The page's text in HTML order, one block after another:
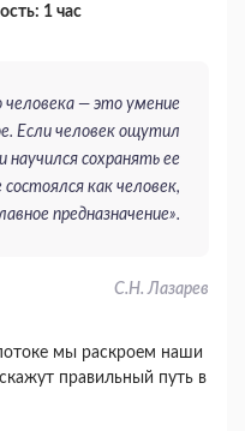
1 час
человека — это умение
Если человек ощутил
сохранять ее
как человек,
предназначение».
С.Н. Лазарев
мы раскроем наши
правильный путь в